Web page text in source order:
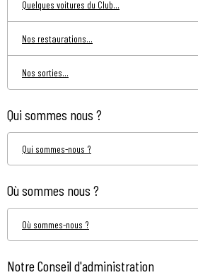
Quelques voitures du Club...
Nos restaurations...
Nos sorties...
Qui sommes nous ?
Qui sommes-nous ?
Où sommes nous ?
Où sommes-nous ?
Notre Conseil d'administration